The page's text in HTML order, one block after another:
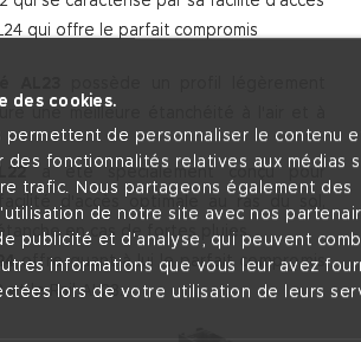
des cookies.
permettent de personnaliser le contenu
des fonctionnalités relatives aux médias
trafic. Nous partageons également des
de notre site avec nos
publicité et d'analyse, qui peuvent
informations que vous leur avez
lors de votre utilisation de leurs
qui offre le parfait compromis
a été spécialement conçu pour
d'accès optimale au ras du sol,
en cas de fortes pluies.
offre quant à lui le parfait compromis
et le Rail AL23.